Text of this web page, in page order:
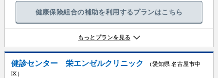
健康保険組合の補助を利用するプランはこちら
もっとプランを見る
健診センター 栄エンゼルクリニック
（愛知県 名古屋市中
区）